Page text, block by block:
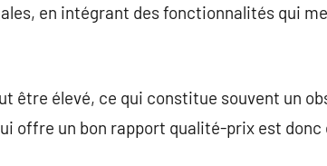
en intégrant des fonctionnalités qui
être élevé, ce qui constitue souvent un
offre un bon rapport qualité-prix est donc